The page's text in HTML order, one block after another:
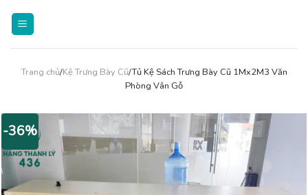
Trang chủ/Kệ Trưng Bày Cũ/Tủ Kệ Sách Trưng Bày Cũ 1Mx2M3 Văn
Phòng Vân Gỗ
-36%